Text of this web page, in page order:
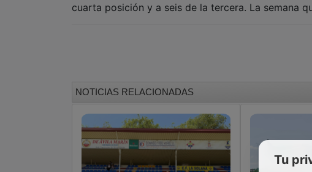
cuarta posición y a seis de la tercera. La semana
NOTICIAS RELACIONADAS
Tu